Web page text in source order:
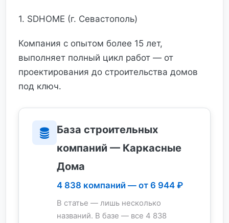
1. SDHOME (г. Севастополь)
Компания с опытом более 15 лет,
выполняет полный цикл работ — от
проектирования до строительства домов
под ключ.
База строительных
компаний — Каркасные
Дома
4 838 компаний — от 6 944 ₽
В статье — лишь несколько
названий. В базе — все 4 838